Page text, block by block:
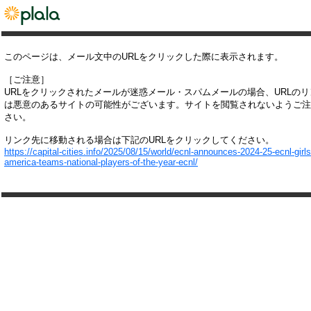
このページは、メール文中のURLをクリックした際に表示されます。
［ご注意］
URLをクリックされたメールが迷惑メール・スパムメールの場合、URLの
は悪意のあるサイトの可能性がございます。サイトを閲覧されないようご
さい。
リンク先に移動される場合は下記のURLをクリックしてください。
https://capital-cities.info/2025/08/15/world/ecnl-announces-2024-25-ecnl-
america-teams-national-players-of-the-year-ecnl/